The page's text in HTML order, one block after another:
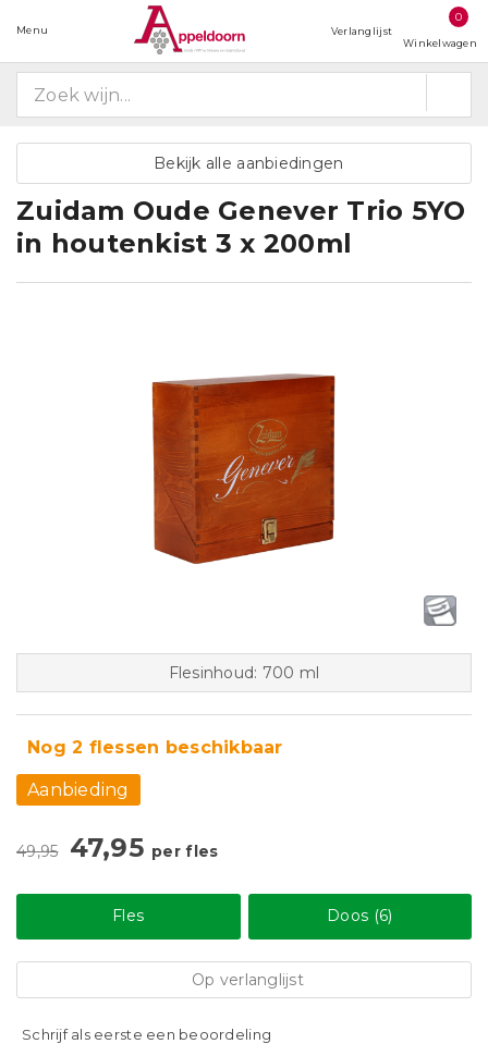
Menu Verlanglijst
0
Winkelwagen
Bekijk alle aanbiedingen
Zuidam Oude Genever Trio 5YO
in houtenkist 3 x 200ml
Flesinhoud: 700 ml
Nog 2 flessen beschikbaar
Aanbieding
49,95 47,95 per fles
Fles Doos (6)
Op verlanglijst
Schrijf als eerste een beoordeling